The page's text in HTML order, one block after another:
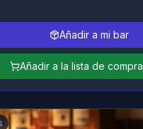
Añadir a mi bar
Añadir a la lista de compra